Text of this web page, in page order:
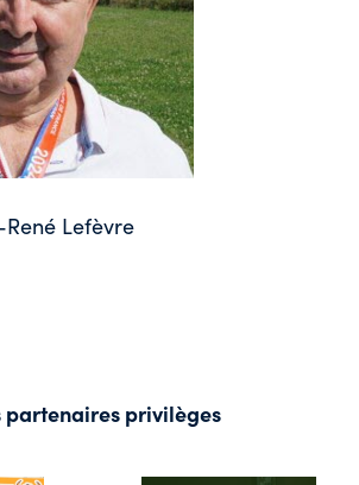
Lefèvre
partenaires privilèges